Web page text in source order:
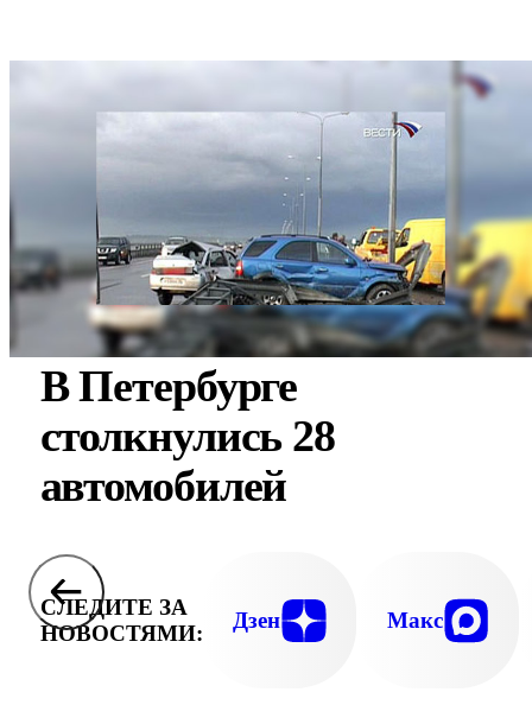
В Петербурге
столкнулись 28
автомобилей
СЛЕДИТЕ ЗА
НОВОСТЯМИ:
Дзен Макс